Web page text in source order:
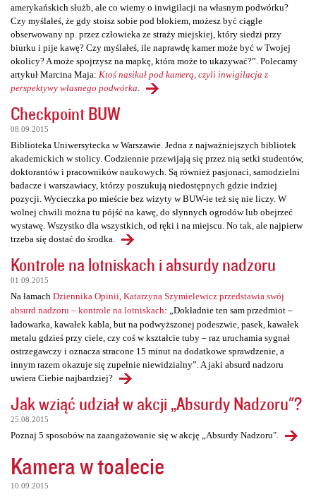
amerykańskich służb, ale co wiemy o inwigilacji na własnym podwórku?
Czy myślałeś, że gdy stoisz sobie pod blokiem, możesz być ciągle
obserwowany np. przez człowieka ze straży miejskiej, który siedzi przy
biurku i pije kawę? Czy myślałeś, ile naprawdę kamer może być w Twojej
okolicy? A może spojrzysz na mapkę, która może to ukazywać?”. Polecamy
artykuł Marcina Maja: Ktoś nasikał pod kamerą, czyli inwigilacja z
perspektywy własnego podwórka
Checkpoint BUW
08.09.2015
Biblioteka Uniwersytecka w Warszawie. Jedna z najważniejszych bibliotek
akademickich w stolicy. Codziennie przewijają się przez nią setki studentów,
doktorantów i pracowników naukowych. Są również pasjonaci, samodzielni
badacze i warszawiacy, którzy poszukują niedostępnych gdzie indziej
pozycji. Wycieczka po mieście bez wizyty w BUW-ie też się nie liczy. W
wolnej chwili można tu pójść na kawę, do słynnych ogrodów lub obejrzeć
wystawę. Wszystko dla wszystkich, od ręki i na miejscu. No tak, ale najpierw
trzeba się dostać do środka.
Kontrole na lotniskach i absurdy nadzoru
01.09.2015
Na łamach Dziennika Opinii, Katarzyna Szymielewicz przedstawia swój
absurd nadzoru – kontrole na lotniskach: „Dokładnie ten sam przedmiot –
ładowarka, kawałek kabla, but na podwyższonej podeszwie, pasek, kawałek
metalu gdzieś przy ciele, czy coś w kształcie tuby – raz uruchamia sygnał
ostrzegawczy i oznacza stracone 15 minut na dodatkowe sprawdzenie, a
innym razem okazuje się zupełnie niewidzialny”. A jaki absurd nadzoru
uwiera Ciebie najbardziej?
Jak wziąć udział w akcji „Absurdy Nadzoru"?
25.08.2015
Poznaj 5 sposobów na zaangażowanie się w akcję „Absurdy Nadzoru".
Kamera w toalecie
10.09.2015